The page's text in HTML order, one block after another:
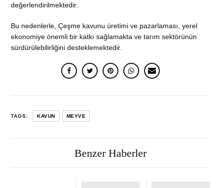
değerlendirilmektedir.
Bu nedenlerle, Çeşme kavunu üretimi ve pazarlaması, yerel
ekonomiye önemli bir katkı sağlamakta ve tarım sektörünün
sürdürülebilirliğini desteklemektedir.
TAGS: KAVUN MEYVE
Benzer Haberler